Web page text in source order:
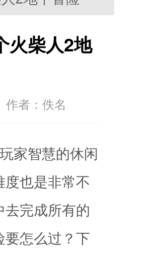
火柴人2地
作者：佚名
家智慧的休闲
也是非常不
完成所有的
怎么过？下